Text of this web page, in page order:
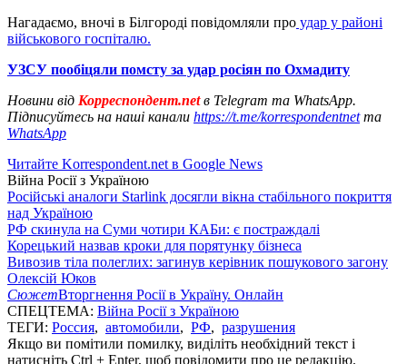
Нагадаємо, вночі в Білгороді повідомляли про удар у районі
військового госпіталю.
УЗСУ пообіцяли помсту за удар росіян по Охмадиту
Новини від Корреспондент.netв Telegram та WhatsApp.
Підписуйтесь на наші канали https://t.me/korrespondentnetта
WhatsApp
Читайте Korrespondent.net в Google News
Війна Росії з Україною
Російські аналоги Starlink досягли вікна стабільного покриття
над Україною
РФ скинула на Суми чотири КАБи: є постраждалі
Корецький назвав кроки для порятунку бізнеса
Вивозив тіла полеглих: загинув керівник пошукового загону
Олексій Юков
СюжетВторгнення Росії в Україну. Онлайн
СПЕЦТЕМА: Війна Росії з Україною
ТЕГИ: Россия, автомобили, РФ, разрушения
Якщо ви помітили помилку, виділіть необхідний текст і
натисніть Ctrl + Enter, щоб повідомити про це редакцію.